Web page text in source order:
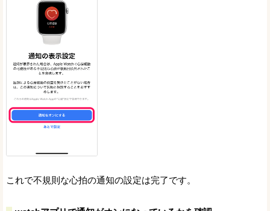
これで不規則な心拍の通知の設定は完了です。